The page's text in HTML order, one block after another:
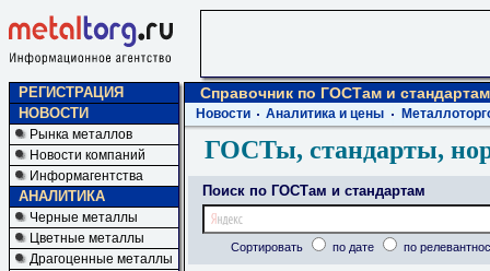
РЕГИСТРАЦИЯ
НОВОСТИ
Рынка металлов
Новости компаний
Информагентства
АНАЛИТИКА
Черные металлы
Цветные металлы
Драгоценные металлы
Справочник по ГОСТам и стандартам
Новости Аналитика и цены
ГОСТы, стандарты,
Поиск по ГОСТам и стандартам
Сортировать по дате по